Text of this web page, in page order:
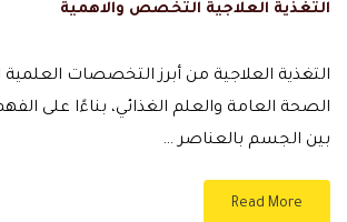
التغذية العلاجية التخصص والاهمية
التغذية العلاجية من أبرز التخصصات
الصحة العامة والعلم الغذائي، بناءًا على
بين الجسم بالعناصر …
Read More